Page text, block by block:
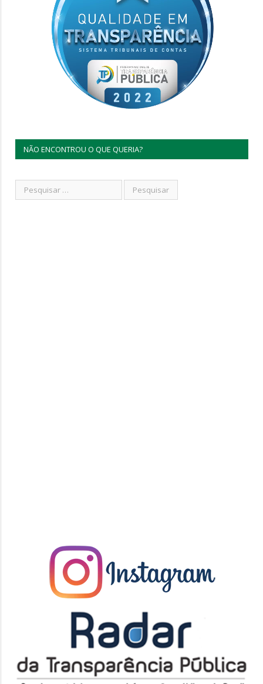
NÃO ENCONTROU O QUE QUERIA?